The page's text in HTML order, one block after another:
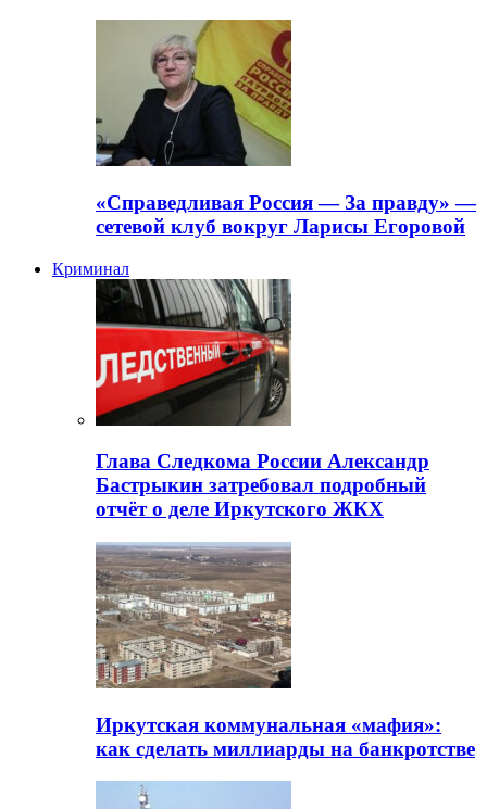
«Справедливая Россия — За правду» —
сетевой клуб вокруг Ларисы Егоровой
Криминал
Глава Следкома России Александр
Бастрыкин затребовал подробный
отчёт о деле Иркутского ЖКХ
Иркутская коммунальная «мафия»:
как сделать миллиарды на банкротстве